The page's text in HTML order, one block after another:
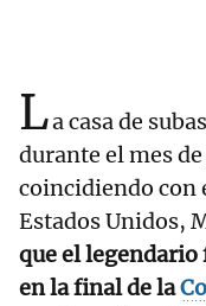
La casa de
durante el mes
coincidiendo con
Estados Unidos,
que el
en la final de la